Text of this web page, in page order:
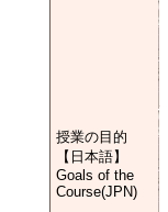
授業の目的
【日本語】
Goals of the
Course(JPN)